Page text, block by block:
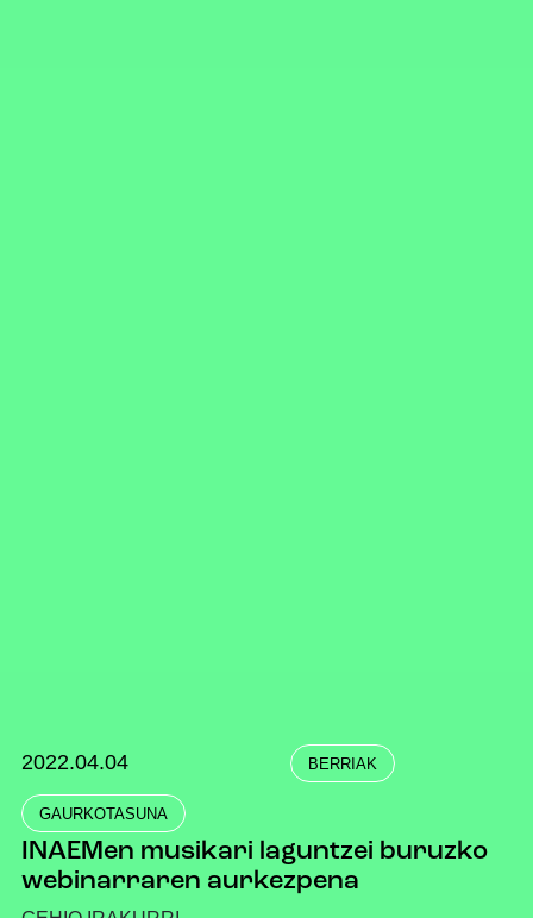
2022.04.04 BERRIAK
GAURKOTASUNA
INAEMen musikari laguntzei buruzko
webinarraren aurkezpena